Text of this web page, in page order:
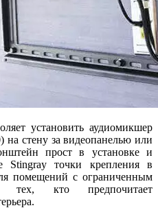
установить аудиомикшер
стену за видеопанелью или
прост в установке и
Stingray точки крепления в
помещений с ограниченным
тех, кто предпочитает